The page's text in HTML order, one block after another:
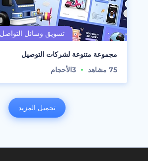
مجموعة متنوعة لشركات التوصيل
75 مشاهد 3الأحجام
تحميل المزيد